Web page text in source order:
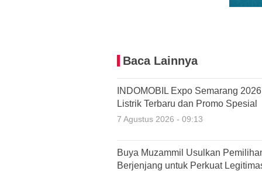
Baca Lainnya
INDOMOBIL Expo Semarang
Listrik Terbaru dan Promo Spesial
7 Agustus 2026 - 09:13
Buya Muzammil Usulkan
Berjenjang untuk Perkuat